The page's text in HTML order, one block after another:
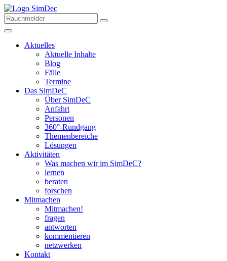
Aktuelles
Aktuelle Inhalte
Blog
Fälle
Termine
Das SimDeC
Über SimDeC
Anfahrt
Personen
360°-Rundgang
Themenbereiche
Lösungen
Aktivitäten
Was machen wir im SimDeC?
lernen
beraten
forschen
Mitmachen
Mitmachen!
fragen
antworten
kommentieren
netzwerken
Kontakt